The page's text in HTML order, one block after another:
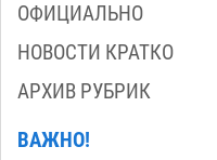
ОФИЦИАЛЬНО
НОВОСТИ КРАТКО
АРХИВ РУБРИК
ВАЖНО!